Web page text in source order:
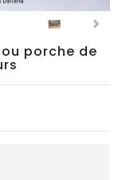
porche de